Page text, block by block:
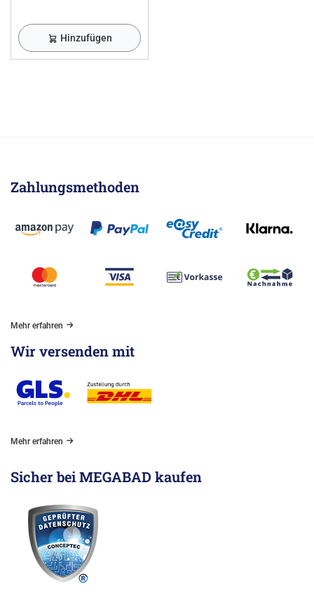
Hinzufügen
Zahlungsmethoden
Mehr erfahren
Wir versenden mit
Mehr erfahren
Sicher bei MEGABAD kaufen